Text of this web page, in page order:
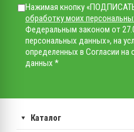
Нажимая кнопку
обработку моих
Федеральным законом от
персональных данных», на
определенных в Согласии на
данных *
Каталог